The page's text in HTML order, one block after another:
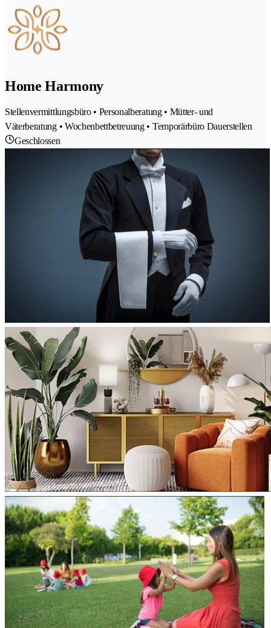
Home Harmony
Stellenvermittlungsbüro • Personalberatung • Mütter- und
Väterberatung • Wochenbettbetreuung • Temporärbüro Dauerstellen
Geschlossen